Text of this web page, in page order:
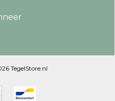
TegelStore.nl